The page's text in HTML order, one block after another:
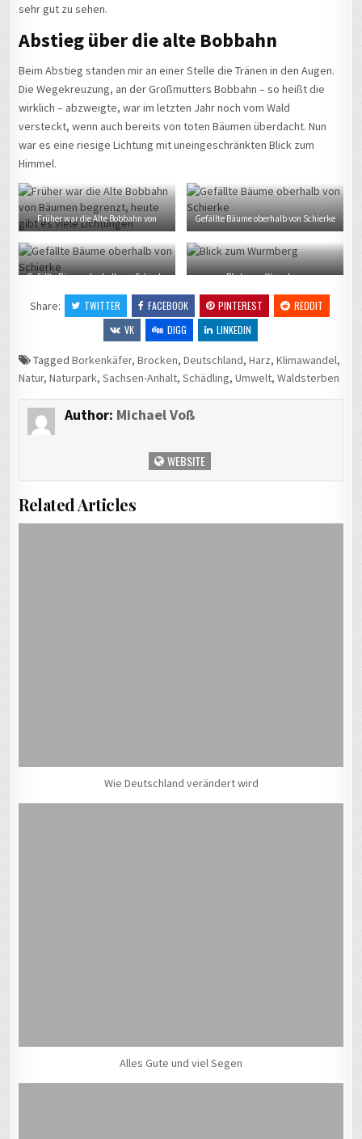
sehr gut zu sehen.
Abstieg über die alte Bobbahn
Beim Abstieg standen mir an einer Stelle die Tränen in den Augen.
Die Wegekreuzung, an der Großmutters Bobbahn – so heißt die
wirklich – abzweigte, war im letzten Jahr noch vom Wald
versteckt, wenn auch bereits von toten Bäumen überdacht. Nun
war es eine riesige Lichtung mit uneingeschränkten Blick zum
Himmel.
Früher war die Alte Bobbahn von
Bäumen begrenzt, heute gibt es viele
Lichtungen
Gefällte Bäume oberhalb von Schierke
Gefällte Bäume oberhalb von Schierke Blick zum Wurmberg
Share: TWITTER FACEBOOK PINTEREST
REDDIT
VK
DIGG LINKEDIN
TaggedBorkenkäfer,Brocken,Deutschland,Harz,Klimawandel,
Natur,Naturpark,Sachsen-Anhalt,Schädling,Umwelt,Waldsterben
Author: Michael Voß
WEBSITE
Related Articles
Wie Deutschland verändert wird
Alles Gute und viel Segen